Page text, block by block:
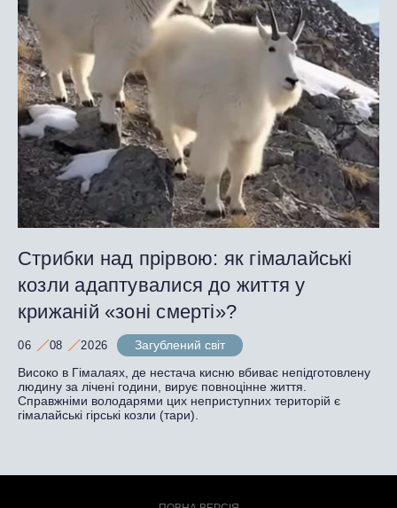
Стрибки над прірвою: як гімалайські
козли адаптувалися до життя у
крижаній «зоні смерті»?
06 08 2026
Загублений світ
Високо в Гімалаях, де нестача кисню вбиває непідготовлену
людину за лічені години, вирує повноцінне життя.
Справжніми володарями цих неприступних територій є
гімалайські гірські козли (тари).